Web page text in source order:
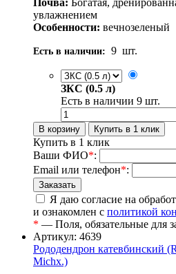
Почва: Богатая,
увлажнением
Особенности: вечнозеленый
Есть в наличии: 9 шт.
ЗКС (0.5 л)
Есть в наличии 9 шт.
Купить в 1 клик
Ваши ФИО*:
Email или телефон*:
Я даю согласие на
и ознакомлен с политикой
* — Поля, обязательные для
Артикул: 4639
Рододендрон катевбинский
Michx.)